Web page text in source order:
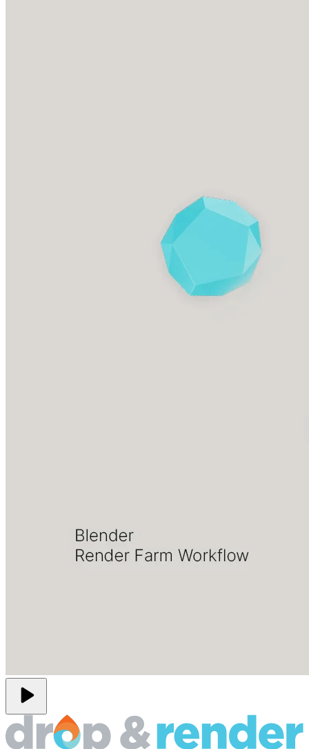
play_arrow